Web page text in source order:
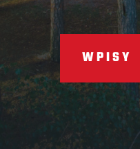
WPISY